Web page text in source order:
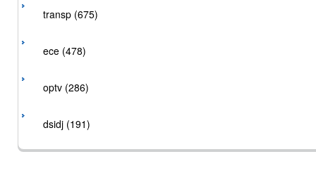
transp (675)
ece (478)
optv (286)
dsidj (191)